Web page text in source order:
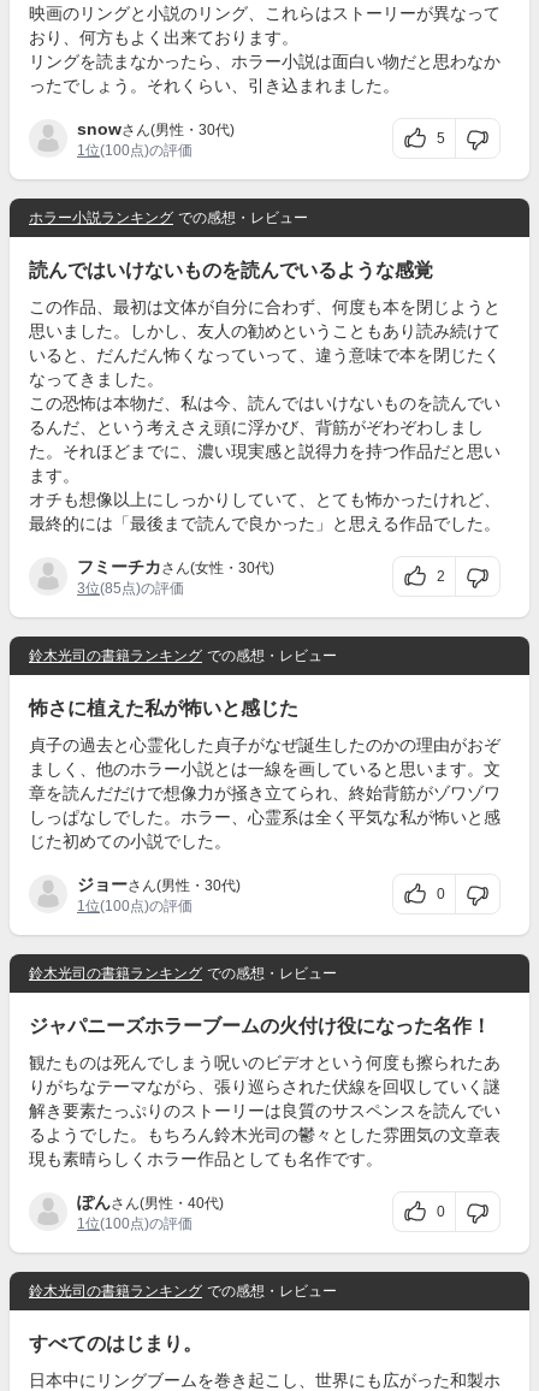
映画のリングと小説のリング、これらはストーリーが異なって
おり、何方もよく出来ております。
リングを読まなかったら、ホラー小説は面白い物だと思わなか
ったでしょう。それくらい、引き込まれました。
snowさん(男性・30代)
1位(100点)の評価
5
ホラー小説ランキング での感想・レビュー
読んではいけないものを読んでいるような感覚
この作品、最初は文体が自分に合わず、何度も本を閉じようと
思いました。しかし、友人の勧めということもあり読み続けて
いると、だんだん怖くなっていって、違う意味で本を閉じたく
なってきました。
この恐怖は本物だ、私は今、読んではいけないものを読んでい
るんだ、という考えさえ頭に浮かび、背筋がぞわぞわしまし
た。それほどまでに、濃い現実感と説得力を持つ作品だと思い
ます。
オチも想像以上にしっかりしていて、とても怖かったけれど、
最終的には「最後まで読んで良かった」と思える作品でした。
フミーチカさん(女性・30代)
3位(85点)の評価
2
鈴木光司の書籍ランキング での感想・レビュー
怖さに植えた私が怖いと感じた
貞子の過去と心霊化した貞子がなぜ誕生したのかの理由がおぞ
ましく、他のホラー小説とは一線を画していると思います。文
章を読んだだけで想像力が掻き立てられ、終始背筋がゾワゾワ
しっぱなしでした。ホラー、心霊系は全く平気な私が怖いと感
じた初めての小説でした。
ジョーさん(男性・30代)
1位(100点)の評価
0
鈴木光司の書籍ランキング での感想・レビュー
ジャパニーズホラーブームの火付け役になった名作！
観たものは死んでしまう呪いのビデオという何度も擦られたあ
りがちなテーマながら、張り巡らされた伏線を回収していく謎
解き要素たっぷりのストーリーは良質のサスペンスを読んでい
るようでした。もちろん鈴木光司の鬱々とした雰囲気の文章表
現も素晴らしくホラー作品としても名作です。
ぽんさん(男性・40代)
1位(100点)の評価
0
鈴木光司の書籍ランキング での感想・レビュー
すべてのはじまり。
日本中にリングブームを巻き起こし、世界にも広がった和製ホ